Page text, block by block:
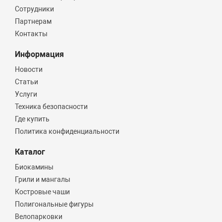
Сотрудники
Партнерам
Контакты
Информация
Новости
Статьи
Услуги
Техника безопасности
Где купить
Политика конфиденциальности
Каталог
Биокамины
Грили и мангалы
Костровые чаши
Полигональные фигуры
Велопарковки